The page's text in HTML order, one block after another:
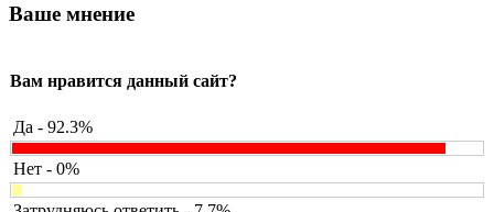
Ваше мнение
Вам нравится данный сайт?
Да - 92.3%
Нет - 0%